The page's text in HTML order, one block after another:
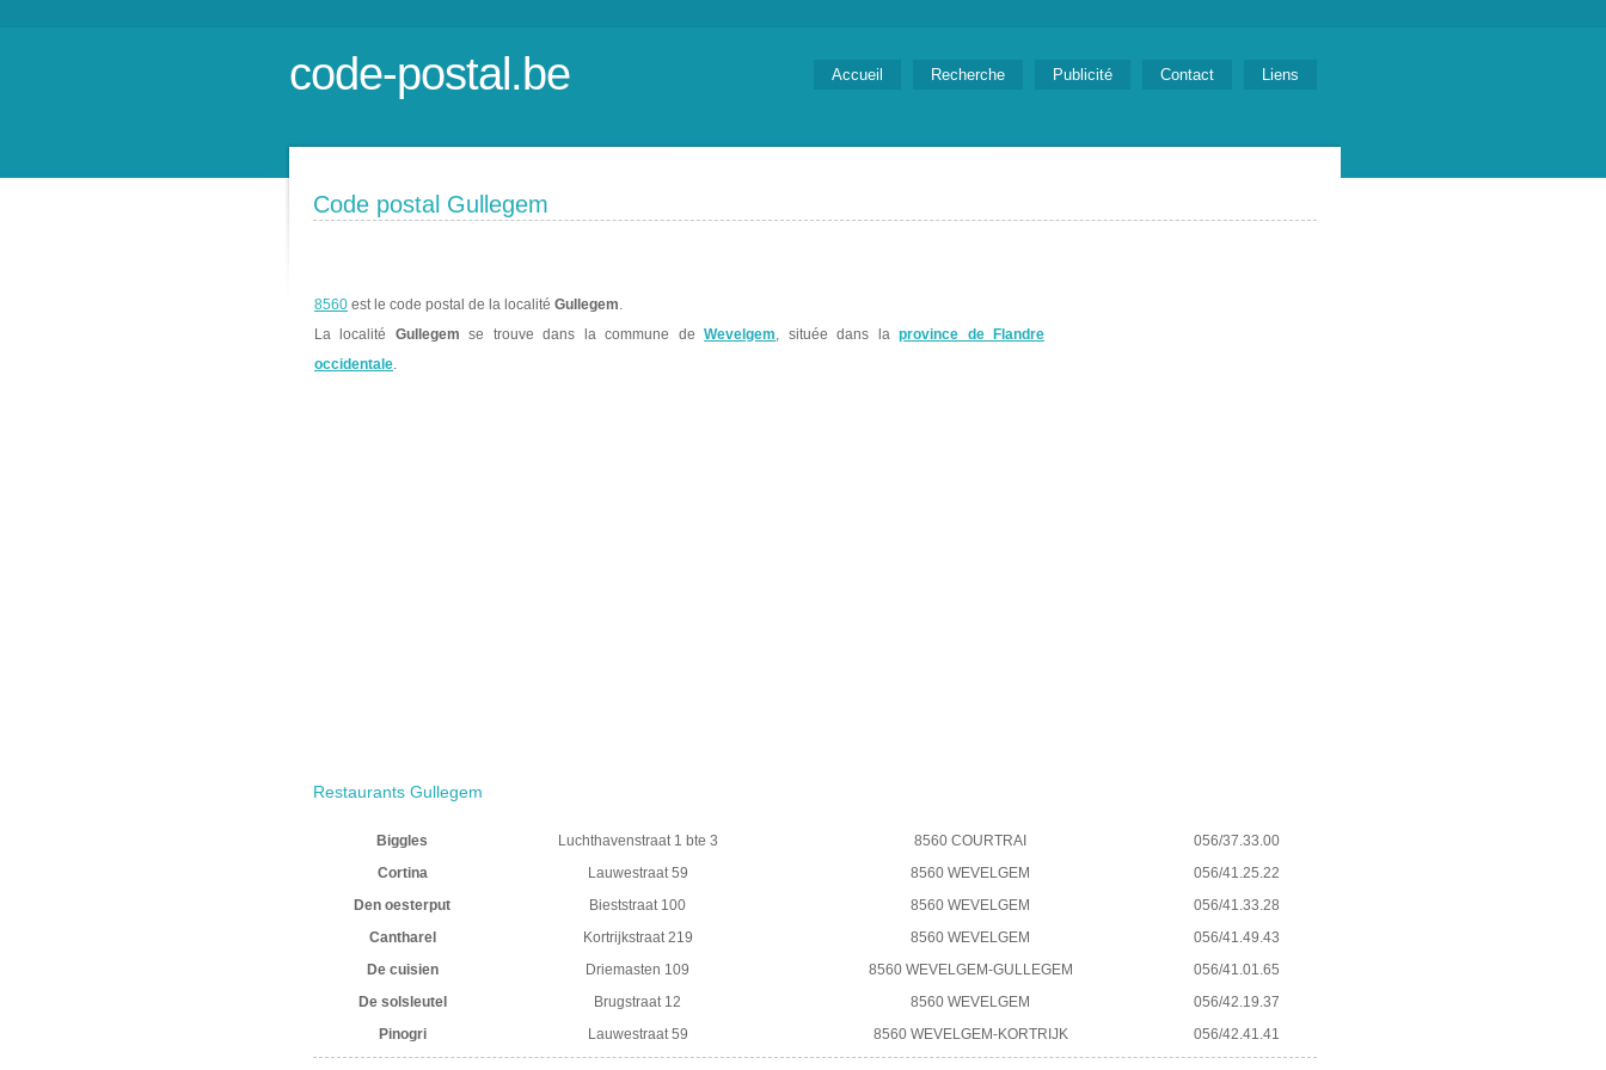
code-postal.be Accueil Recherche Publicité Contact Liens
Code postal Gullegem
8560 est le code postal de la localité Gullegem.
La localité Gullegem se trouve dans la commune deWevelgem, située dans laprovince de Flandre
occidentale.
Restaurants Gullegem
Biggles Luchthavenstraat 1 bte 3 8560 COURTRAI
056/37.33.00
Cortina
Lauwestraat 59 8560 WEVELGEM
056/41.25.22
Den oesterput
Bieststraat 100 8560 WEVELGEM
056/41.33.28
Cantharel
Kortrijkstraat 219 8560 WEVELGEM
056/41.49.43
De cuisien
Driemasten 109 8560 WEVELGEM-GULLEGEM
056/41.01.65
De solsleutel
Brugstraat 12 8560 WEVELGEM
056/42.19.37
Pinogri
Lauwestraat 59 8560 WEVELGEM-KORTRIJK 056/42.41.41